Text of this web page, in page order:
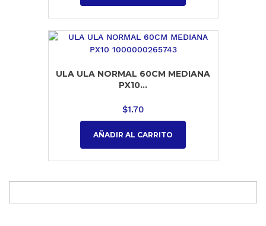
ULA ULA NORMAL 60CM MEDIANA
PX10...
$1.70
AÑADIR AL CARRITO